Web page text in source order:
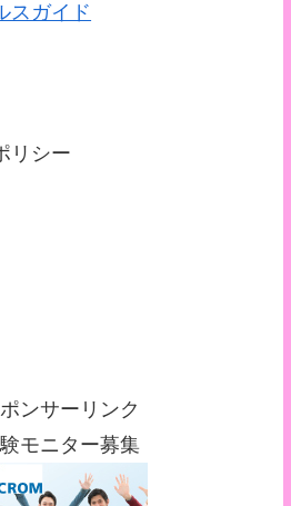
スガイド
リシー
ンサーリンク
モニター募集